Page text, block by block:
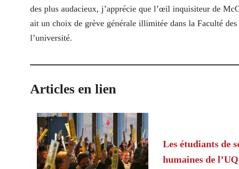
des plus audacieux, j’apprécie que l’œil inquisiteur de
ait un choix de grève générale illimitée dans la Faculté
l’université.
Articles en lien
Les étudiants de
humaines de